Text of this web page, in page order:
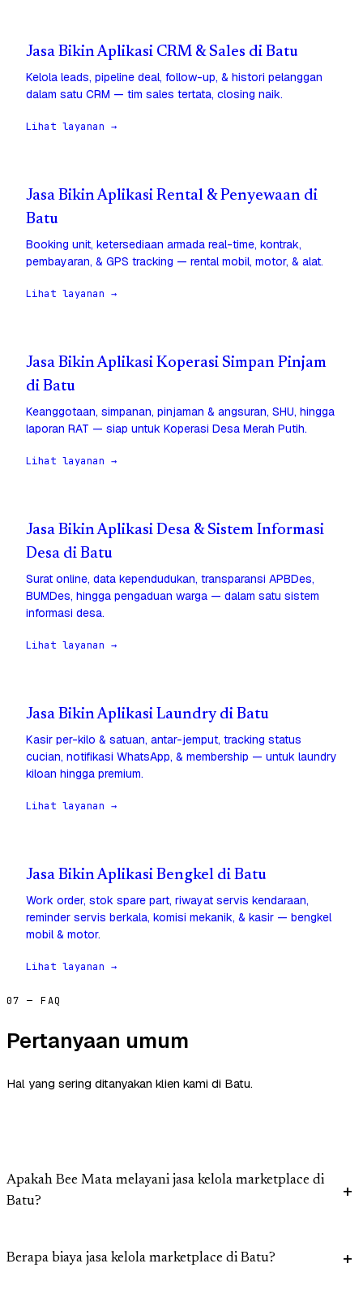
Jasa Bikin Aplikasi CRM & Sales di Batu
Kelola leads, pipeline deal, follow-up, & histori pelanggan
dalam satu CRM — tim sales tertata, closing naik.
Lihat layanan →
Jasa Bikin Aplikasi Rental & Penyewaan di
Batu
Booking unit, ketersediaan armada real-time, kontrak,
pembayaran, & GPS tracking — rental mobil, motor, & alat.
Lihat layanan →
Jasa Bikin Aplikasi Koperasi Simpan Pinjam
di Batu
Keanggotaan, simpanan, pinjaman & angsuran, SHU, hingga
laporan RAT — siap untuk Koperasi Desa Merah Putih.
Lihat layanan →
Jasa Bikin Aplikasi Desa & Sistem Informasi
Desa di Batu
Surat online, data kependudukan, transparansi APBDes,
BUMDes, hingga pengaduan warga — dalam satu sistem
informasi desa.
Lihat layanan →
Jasa Bikin Aplikasi Laundry di Batu
Kasir per-kilo & satuan, antar-jemput, tracking status
cucian, notifikasi WhatsApp, & membership — untuk laundry
kiloan hingga premium.
Lihat layanan →
Jasa Bikin Aplikasi Bengkel di Batu
Work order, stok spare part, riwayat servis kendaraan,
reminder servis berkala, komisi mekanik, & kasir — bengkel
mobil & motor.
Lihat layanan →
07 — FAQ
Pertanyaan umum
Hal yang sering ditanyakan klien kami di Batu.
Apakah Bee Mata melayani jasa kelola marketplace di
Batu?
Berapa biaya jasa kelola marketplace di Batu?